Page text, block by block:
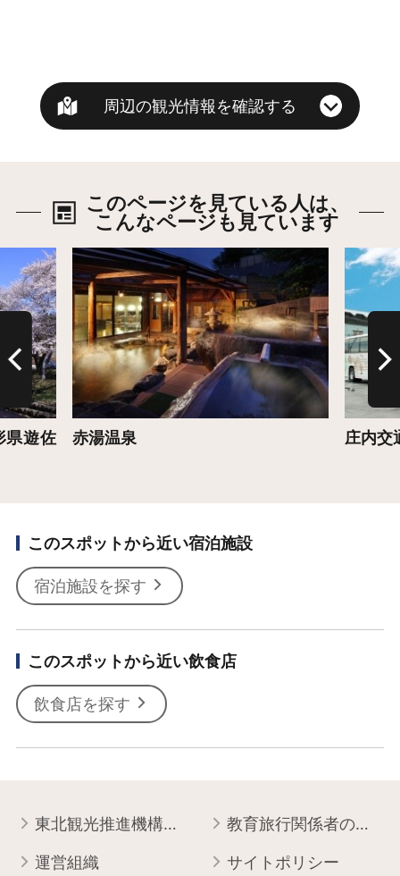
周辺の観光情報を確認する
このページを見ている人は、
こんなページも見ています
県遊佐 赤湯温泉
詳細はこちら
庄内交
詳細は
このスポットから近い宿泊施設
宿泊施設を探す
このスポットから近い飲食店
飲食店を探す
東北観光推進機構について 教育旅行関係者の皆様へ
運営組織 サイトポリシー